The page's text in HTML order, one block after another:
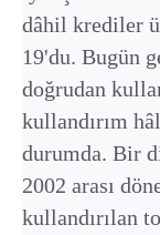
dâhil krediler
19'du. Bugün
doğrudan
kullandırım
durumda. Bir
2002 arası
kullandırılan